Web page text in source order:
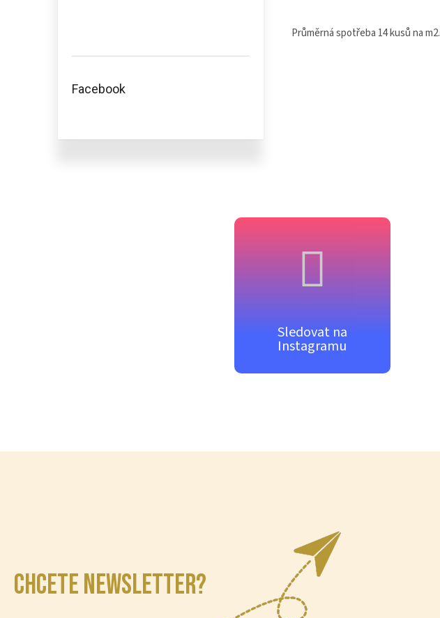
Facebook
Průměrná spotřeba 14 kusů na m2.
Sledovat na
Instagramu
CHCETE NEWSLETTER?